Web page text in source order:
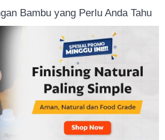
Bambu yang Perlu Anda Tahu